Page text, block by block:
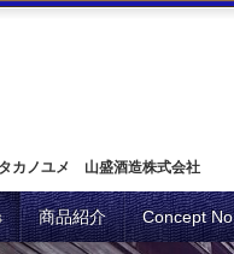
カノユメ 山盛酒造株式会社
商品紹介 Concept No